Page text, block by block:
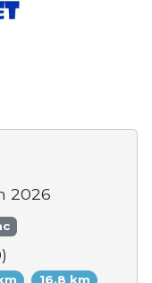
2026
16.8 km